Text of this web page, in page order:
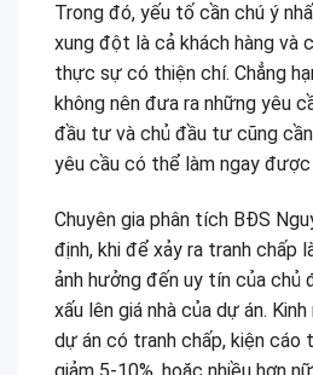
Trong đó, yếu tố cần chú ý
xung đột là cả khách hàng và
thực sự có thiện chí. Chẳng
không nên đưa ra những yêu
đầu tư và chủ đầu tư cũng
yêu cầu có thể làm ngay
Chuyên gia phân tích BĐS
định, khi để xảy ra tranh chấp
ảnh hưởng đến uy tín của
xấu lên giá nhà của dự án.
dự án có tranh chấp, kiện cáo